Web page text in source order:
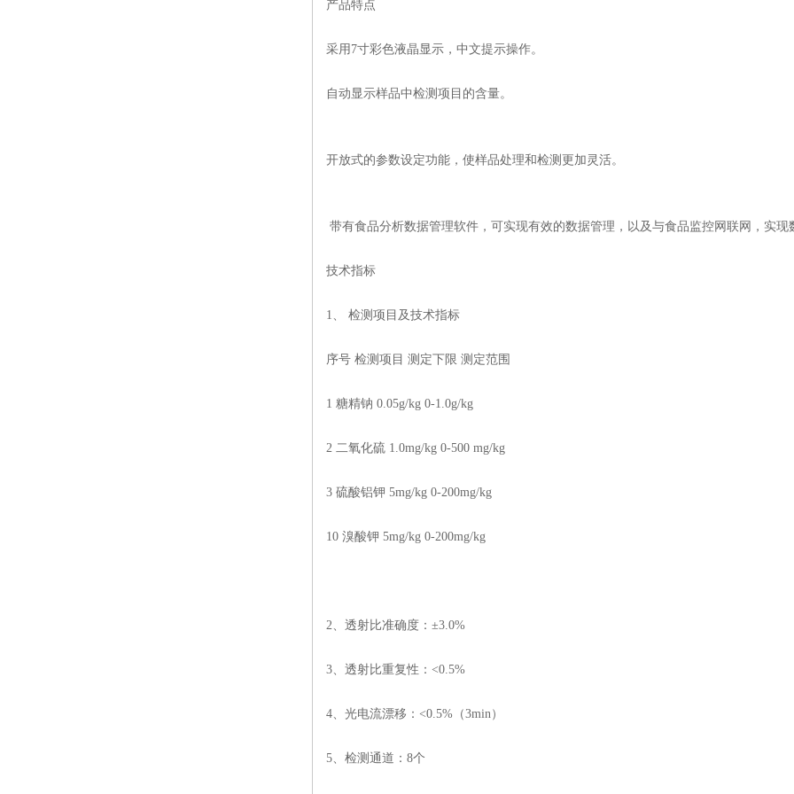
产品特点
采用 7寸彩色液晶显示，中文提示操作。
自动显示样品中检测项目的含量。
开放式的参数设定功能，使样品处理和检测更加灵活。
带有食品分析数据管理软件，可实现有效的数据管理，以及与食品监控网联网，实现
技术指标
1、 检测项目及技术指标
序号 检测项目 测定下限 测定范围
1 糖精钠 0.05g/kg 0-1.0g/kg
2 二氧化硫 1.0mg/kg 0-500 mg/kg
3 硫酸铝钾 5mg/kg 0-200mg/kg
10 溴酸钾 5mg/kg 0-200mg/kg
2、透射比准确度： ±3.0%
3、透射比重复性： <0.5%
4、光电流漂移： <0.5% （3min）
5、检测通道： 8个